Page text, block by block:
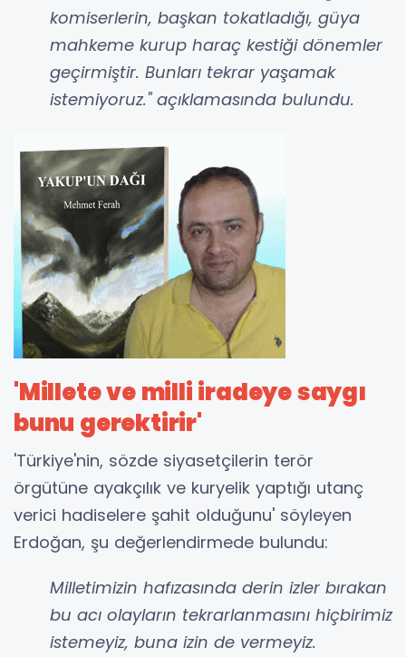
komiserlerin, başkan tokatladığı, güya
mahkeme kurup haraç kestiği dönemler
geçirmiştir. Bunları tekrar yaşamak
istemiyoruz." açıklamasında bulundu.
'Millete ve milli iradeye saygı
bunu gerektirir'
'Türkiye'nin, sözde siyasetçilerin terör
örgütüne ayakçılık ve kuryelik yaptığı utanç
verici hadiselere şahit olduğunu' söyleyen
Erdoğan, şu değerlendirmede bulundu:
Milletimizin hafızasında derin izler bırakan
bu acı olayların tekrarlanmasını hiçbirimiz
istemeyiz, buna izin de vermeyiz.